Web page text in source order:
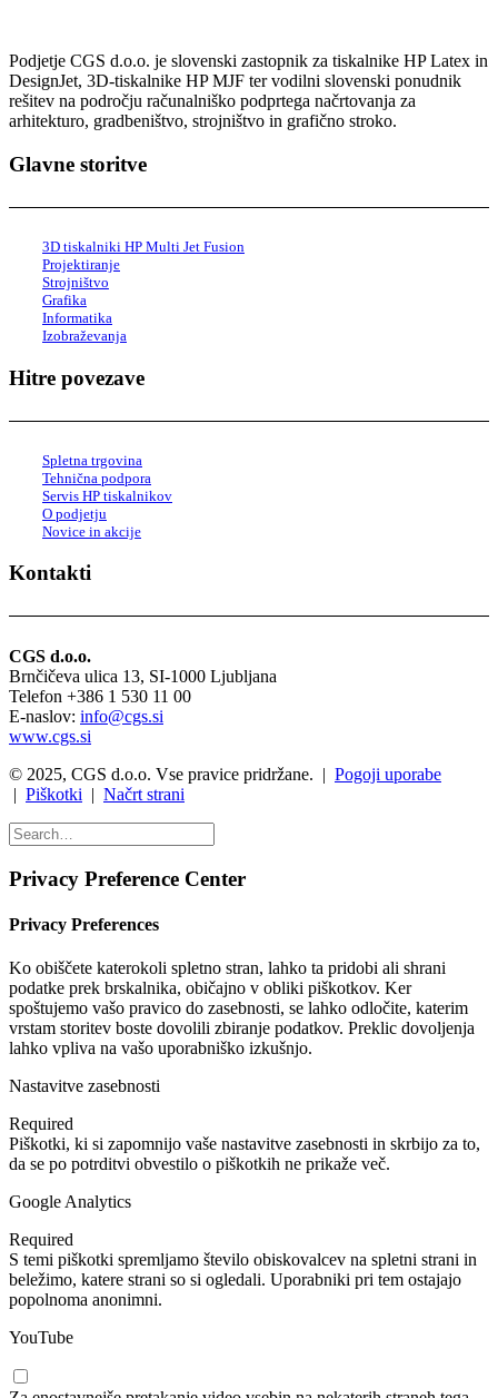
Podjetje CGS d.o.o. je slovenski zastopnik za tiskalnike HP Latex in
DesignJet, 3D-tiskalnike HP MJF ter vodilni slovenski ponudnik
rešitev na področju računalniško podprtega načrtovanja za
arhitekturo, gradbeništvo, strojništvo in grafično stroko.
Glavne storitve
3D tiskalniki HP Multi Jet Fusion
Projektiranje
Strojništvo
Grafika
Informatika
Izobraževanja
Hitre povezave
Spletna trgovina
Tehnična podpora
Servis HP tiskalnikov
O podjetju
Novice in akcije
Kontakti
CGS d.o.o.
Brnčičeva ulica 13, SI-1000 Ljubljana
Telefon +386 1 530 11 00
E-naslov: info@cgs.si
www.cgs.si
© 2025, CGS d.o.o. Vse pravice pridržane. | Pogoji uporabe
| Piškotki | Načrt strani
Privacy Preference Center
Privacy Preferences
Ko obiščete katerokoli spletno stran, lahko ta pridobi ali shrani
podatke prek brskalnika, običajno v obliki piškotkov. Ker
spoštujemo vašo pravico do zasebnosti, se lahko odločite, katerim
vrstam storitev boste dovolili zbiranje podatkov. Preklic dovoljenja
lahko vpliva na vašo uporabniško izkušnjo.
Nastavitve zasebnosti
Required
Piškotki, ki si zapomnijo vaše nastavitve zasebnosti in skrbijo za to,
da se po potrditvi obvestilo o piškotkih ne prikaže več.
Google Analytics
Required
S temi piškotki spremljamo število obiskovalcev na spletni strani in
beležimo, katere strani so si ogledali. Uporabniki pri tem ostajajo
popolnoma anonimni.
YouTube